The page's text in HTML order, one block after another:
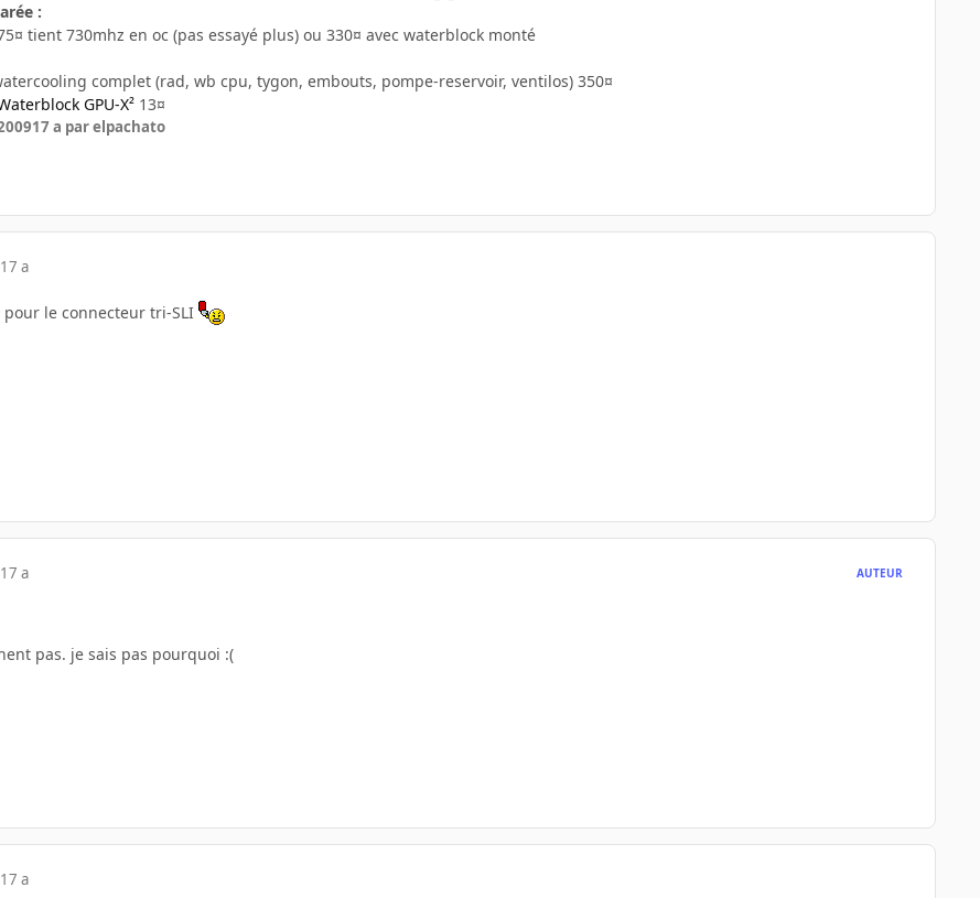
:
tient 730mhz en oc (pas essayé plus) ou 330¤ avec waterblock monté
complet (rad, wb cpu, tygon, embouts, pompe-reservoir, ventilos) 350¤
GPU-X² 13¤
17 a par elpachato
17 a
le connecteur tri-SLI
17 a AUTEUR
pas. je sais pas pourquoi :(
17 a